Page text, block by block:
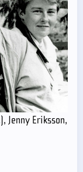
Jenny Eriksson,